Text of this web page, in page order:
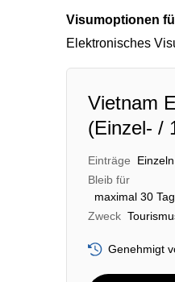
Visumoptionen
Elektronisches
Vietnam
(Einzel- /
Einträge
Einzeln
Bleib für
maximal 30
Zweck
Genehmigt